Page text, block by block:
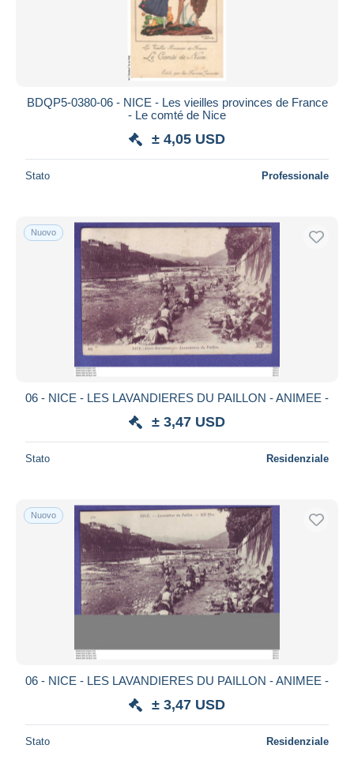
BDQP5-0380-06 - NICE - Les vieilles provinces de France
- Le comté de Nice
± 4,05 USD
Stato Professionale
Nuovo
06 - NICE - LES LAVANDIERES DU PAILLON - ANIMEE -
± 3,47 USD
Stato Residenziale
Nuovo
06 - NICE - LES LAVANDIERES DU PAILLON - ANIMEE -
± 3,47 USD
Stato Residenziale